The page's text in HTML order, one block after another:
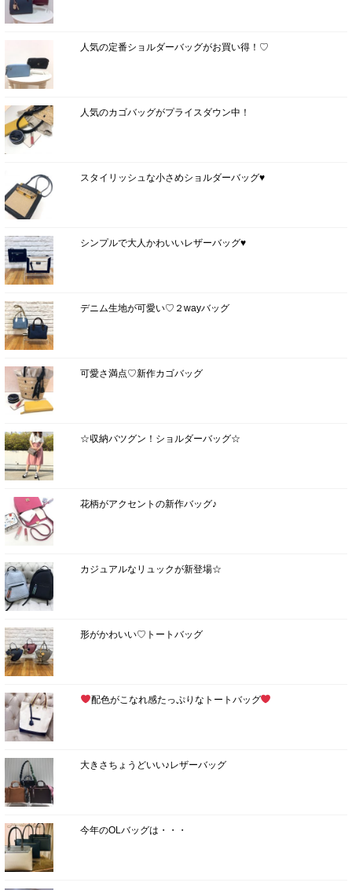
人気の定番ショルダーバッグがお買い得！♡
人気のカゴバッグがプライスダウン中！
スタイリッシュな小さめショルダーバッグ♥
シンプルで大人かわいいレザーバッグ♥
デニム生地が可愛い♡２wayバッグ
可愛さ満点♡新作カゴバッグ
☆収納バツグン！ショルダーバッグ☆
花柄がアクセントの新作バッグ♪
カジュアルなリュックが新登場☆
形がかわいい♡トートバッグ
配色がこなれ感たっぷりなトートバッグ
大きさちょうどいい♪レザーバッグ
今年のOLバッグは・・・